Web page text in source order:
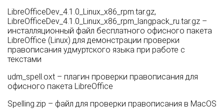
LibreOfficeDev_4.1.0_Linux_x86_rpm.tar.gz,
LibreOfficeDev_4.1.0_Linux_x86_rpm_langpack_ru.tar.gz –
инсталляционный файл бесплатного офисного пакета
LibreOffice (Linux) для демонстрации проверки
правописания удмуртского языка при работе с
текстами
udm_spell.oxt – плагин проверки правописания для
офисного пакета LibreOffice
Spelling.zip – файл для проверки правописания в MacOS